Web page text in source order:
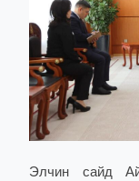
Элчин сайд